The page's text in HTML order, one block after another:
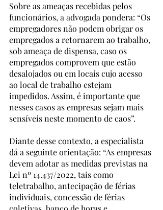
Sobre as ameaças recebidas pelos
funcionários, a advogada pondera: “Os
empregadores não podem obrigar os
empregados a retornarem ao trabalho,
sob ameaça de dispensa, caso os
empregados comprovem que estão
desalojados ou em locais cujo acesso
ao local de trabalho estejam
impedidos. Assim, é importante que
nesses casos as empresas sejam mais
sensíveis neste momento de caos”.
Diante desse contexto, a especialista
dá a seguinte orientação: “As empresas
devem adotar as medidas previstas na
Lei nº 14.437/2022, tais como
teletrabalho, antecipação de férias
individuais, concessão de férias